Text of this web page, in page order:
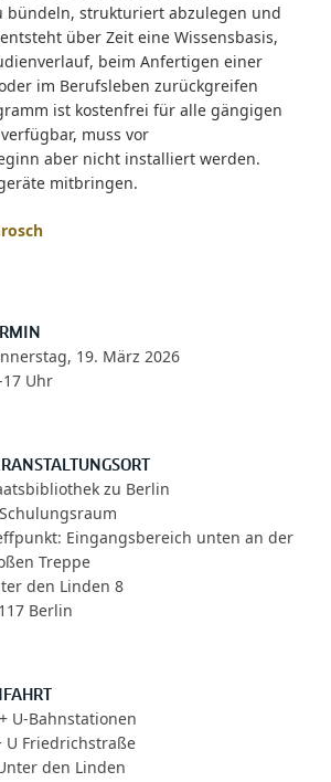
19. März 2026
17 Uhr
zu Berlin
Eingangsbereich unten an der
Treppe
den Linden 8
Berlin
U-Bahnstationen
U Friedrichstraße
den Linden
bündeln, strukturiert abzulegen und
über Zeit eine Wissensbasis,
beim Anfertigen einer
im Berufsleben zurückgreifen
ist kostenfrei für alle gängigen
muss vor
aber nicht installiert werden.
mitbringen.